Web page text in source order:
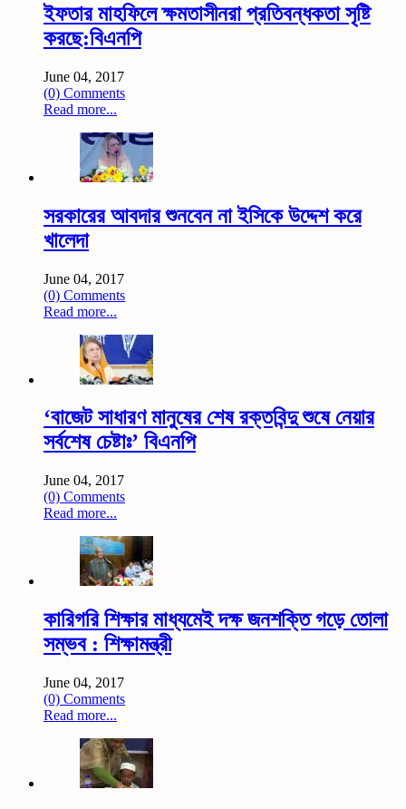
ইফতার মাহফিলে ক্ষমতাসীনরা প্রতিবন্ধকতা সৃষ্টি
করছে:বিএনপি
June 04, 2017
(0) Comments
Read more...
সরকারের আবদার শুনবেন না ইসিকে উদ্দেশ করে
খালেদা
June 04, 2017
(0) Comments
Read more...
‘বাজেট সাধারণ মানুষের শেষ রক্তবিন্দু শুষে নেয়ার
সর্বশেষ চেষ্টাঃ’ বিএনপি
June 04, 2017
(0) Comments
Read more...
কারিগরি শিক্ষার মাধ্যমেই দক্ষ জনশক্তি গড়ে তোলা
সম্ভব : শিক্ষামন্ত্রী
June 04, 2017
(0) Comments
Read more...